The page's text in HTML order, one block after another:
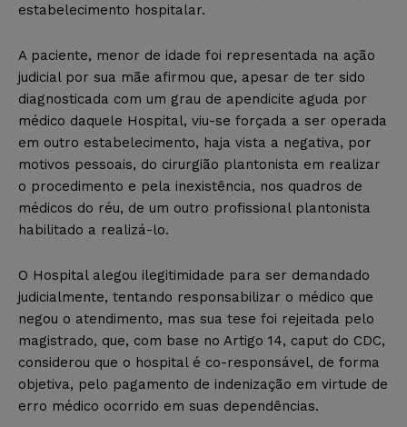
estabelecimento hospitalar.
A paciente, menor de idade foi representada na ação
judicial por sua mãe afirmou que, apesar de ter sido
diagnosticada com um grau de apendicite aguda por
médico daquele Hospital, viu-se forçada a ser operada
em outro estabelecimento, haja vista a negativa, por
motivos pessoais, do cirurgião plantonista em realizar
o procedimento e pela inexistência, nos quadros de
médicos do réu, de um outro profissional plantonista
habilitado a realizá-lo.
O Hospital alegou ilegitimidade para ser demandado
judicialmente, tentando responsabilizar o médico que
negou o atendimento, mas sua tese foi rejeitada pelo
magistrado, que, com base no Artigo 14, caput do CDC,
considerou que o hospital é co-responsável, de forma
objetiva, pelo pagamento de indenização em virtude de
erro médico ocorrido em suas dependências.